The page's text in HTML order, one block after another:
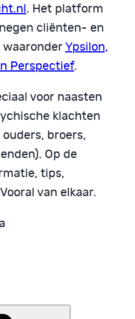
. Het platform
cliënten- en
Ypsilon,
Perspectief.
voor naasten
klachten
broers,
Op de
tips,
van elkaar.